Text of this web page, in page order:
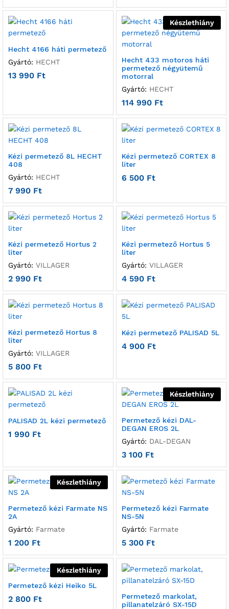
Hecht 4166 háti permetező
Gyártó: HECHT
13 990 Ft
Készlethiány
Hecht 433 motoros háti
permetező négyütemű
motorral
Gyártó: HECHT
114 990 Ft
Kézi permetező 8L HECHT
408
Gyártó: HECHT
7 990 Ft
Kézi permetező CORTEX 8
liter
6 500 Ft
Kézi permetező Hortus 2
liter
Gyártó: VILLAGER
2 990 Ft
Kézi permetező Hortus 5
liter
Gyártó: VILLAGER
4 590 Ft
Kézi permetező Hortus 8
liter
Gyártó: VILLAGER
5 800 Ft
Kézi permetező PALISAD 5L
4 900 Ft
PALISAD 2L kézi permetező
1 990 Ft
Készlethiány
Permetező kézi DAL-
DEGAN EROS 2L
Gyártó: DAL-DEGAN
3 100 Ft
Készlethiány
Permetező kézi Farmate NS
2A
Gyártó: Farmate
1 200 Ft
Permetező kézi Farmate
NS-5N
Gyártó: Farmate
5 300 Ft
Készlethiány
Permetező kézi Heiko 5L
2 800 Ft
Permetező markolat,
pillanatelzáró SX-15D